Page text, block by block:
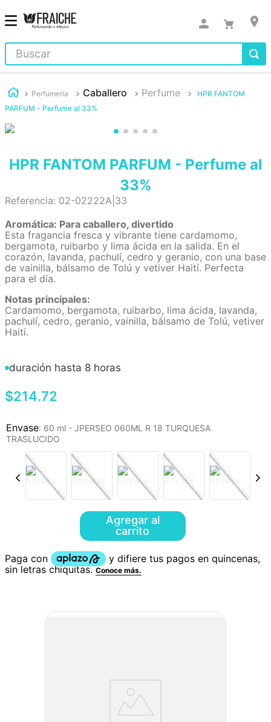
Buscar
Perfumería Caballero Perfume
HPR FANTOM
PARFUM - Perfume al 33%
HPR FANTOM PARFUM - Perfume al
33%
Referencia: 02-02222A|33
Aromática: Para caballero, divertido
Esta fragancia fresca y vibrante tiene cardamomo,
bergamota, ruibarbo y lima ácida en la salida. En el
corazón, lavanda, pachulí, cedro y geranio, con una base
de vainilla, bálsamo de Tolú y vetiver Haití. Perfecta
para el día.
Notas principales:
Cardamomo, bergamota, ruibarbo, lima ácida, lavanda,
pachulí, cedro, geranio, vainilla, bálsamo de Tolú, vetiver
Haití.
duración hasta 8 horas
$214.72
: 60 ml - JPERSEO 060ML R 18 TURQUESA
TRASLUCIDO
Agregar al
carrito